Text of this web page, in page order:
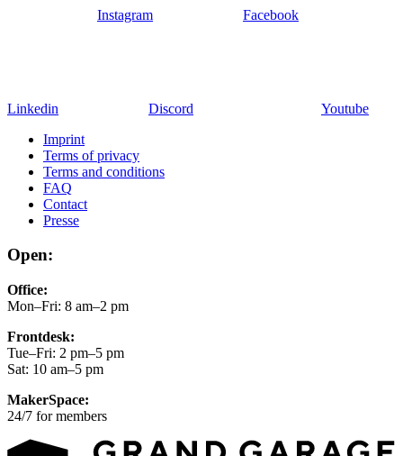
Instagram Facebook
Linkedin Discord
Youtube
Imprint
Terms of privacy
Terms and conditions
FAQ
Contact
Presse
Open:
Office:
Mon–Fri: 8 am–2 pm
Frontdesk:
Tue–Fri: 2 pm–5 pm
Sat: 10 am–5 pm
MakerSpace:
24/7 for members